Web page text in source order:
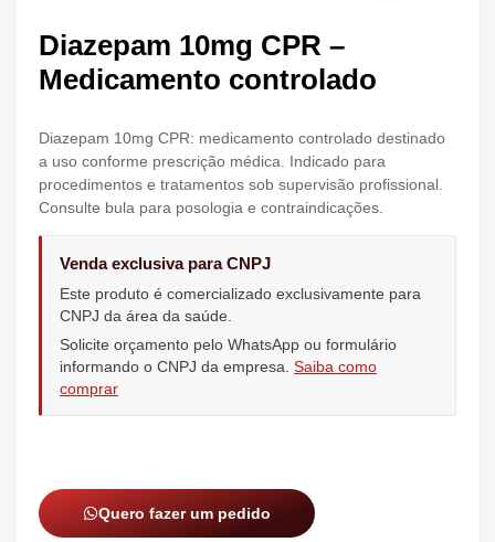
Diazepam 10mg CPR –
Medicamento controlado
Diazepam 10mg CPR: medicamento controlado destinado
a uso conforme prescrição médica. Indicado para
procedimentos e tratamentos sob supervisão profissional.
Consulte bula para posologia e contraindicações.
Venda exclusiva para CNPJ
Este produto é comercializado exclusivamente para
CNPJ da área da saúde.
Solicite orçamento pelo WhatsApp ou formulário
informando o CNPJ da empresa. Saiba como
comprar
Quero fazer um pedido